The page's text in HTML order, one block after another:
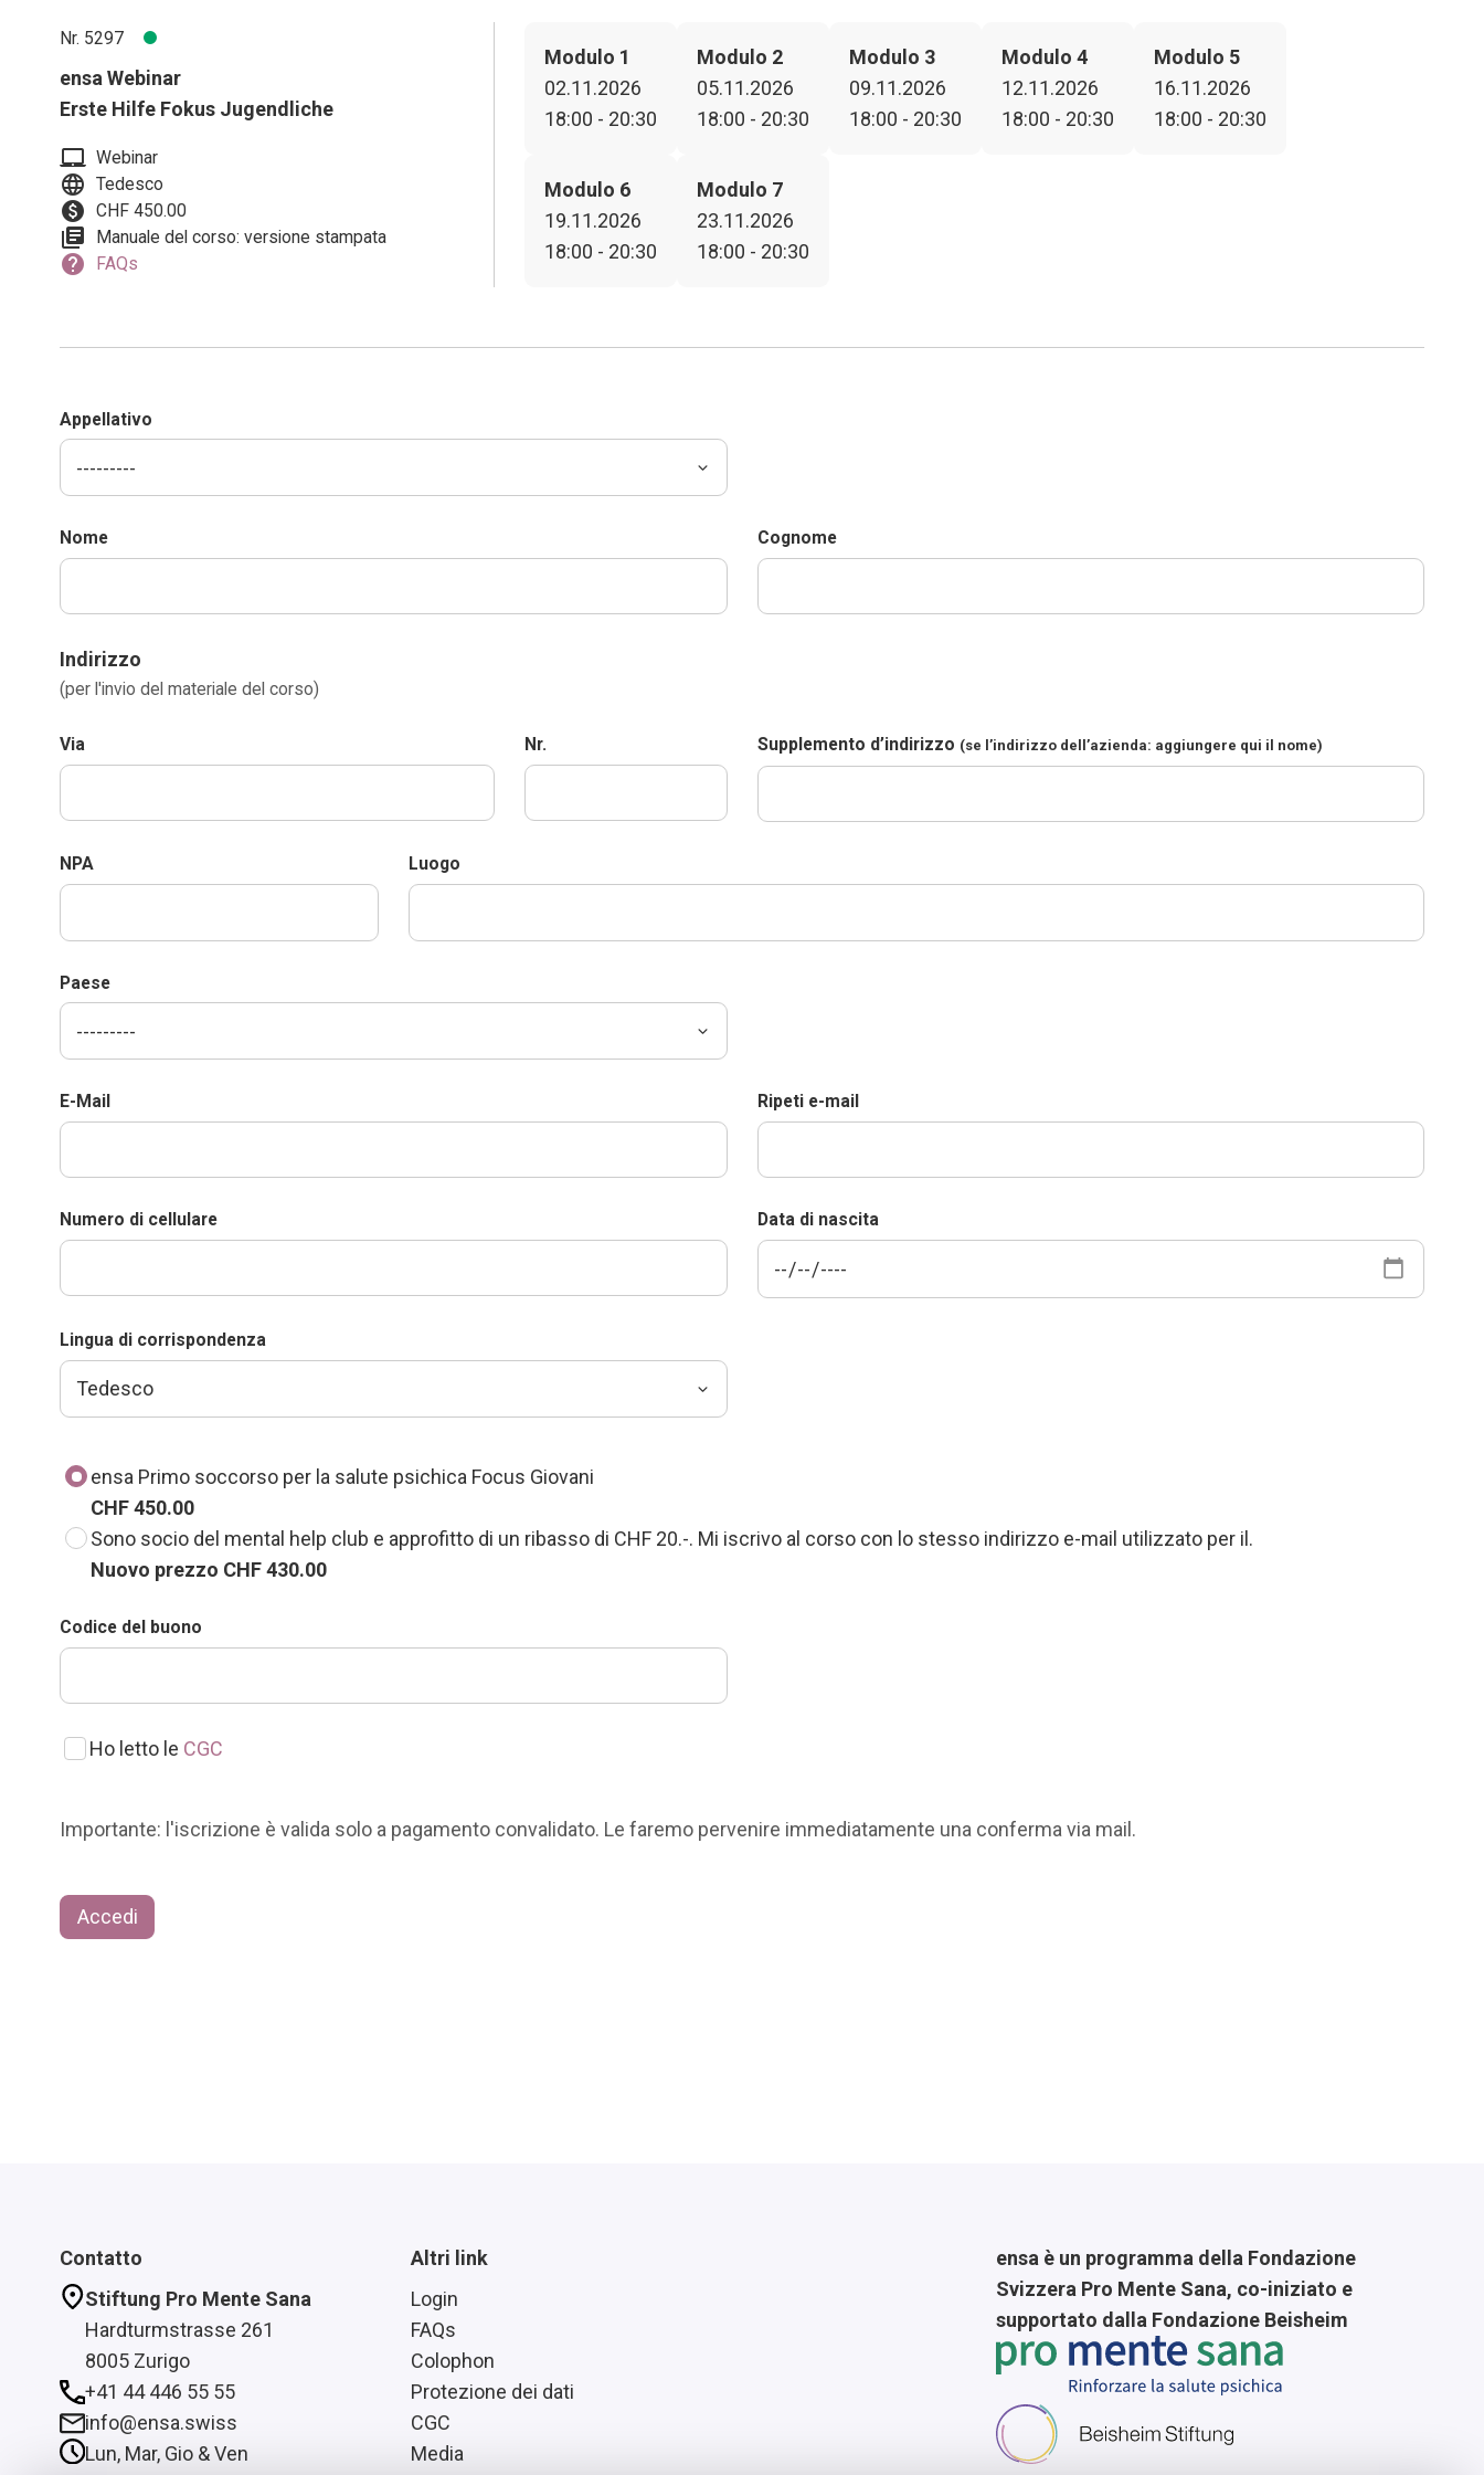
Nr. 5297
ensa Webinar
Erste Hilfe Fokus Jugendliche
laptop_mac Webinar
language Tedesco
paid CHF 450.00
library_books Manuale del corso: versione stampata
help FAQs
Modulo 1
02.11.2026
18:00 - 20:30
Modulo 2
05.11.2026
18:00 - 20:30
Modulo 3
09.11.2026
18:00 - 20:30
Modulo 4
12.11.2026
18:00 - 20:30
Modulo 5
16.11.2026
18:00 - 20:30
Modulo 6
19.11.2026
18:00 - 20:30
Modulo 7
23.11.2026
18:00 - 20:30
Appellativo
Nome Cognome
Indirizzo
(per l'invio del materiale del corso)
Via Nr. Supplemento d’indirizzo (se l’indirizzo dell’azienda: aggiungere qui il nome)
NPA Luogo
Paese
E-Mail Ripeti e-mail
Numero di cellulare Data di nascita
Lingua di corrispondenza
ensa Primo soccorso per la salute psichica Focus Giovani
CHF 450.00
Sono socio del mental help club e approfitto di un ribasso di CHF 20.-. Mi iscrivo al corso con lo stesso indirizzo e-mail utilizzato per il.
Nuovo prezzo CHF 430.00
Codice del buono
Ho letto le CGC
Importante: l'iscrizione è valida solo a pagamento convalidato. Le faremo pervenire immediatamente una conferma via mail.
Accedi
Contatto
Stiftung Pro Mente Sana
Hardturmstrasse 261
8005 Zurigo
+41 44 446 55 55
info@ensa.swiss
Lun, Mar, Gio & Ven
Altri link
Login
FAQs
Colophon
Protezione dei dati
CGC
Media
ensa è un programma della Fondazione
Svizzera Pro Mente Sana, co-iniziato e
supportato dalla Fondazione Beisheim